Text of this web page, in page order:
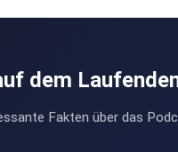
dem
Fakten über das